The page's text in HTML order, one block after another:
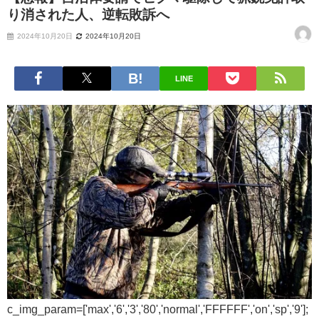
り消された人、逆転敗訴へ
2024年10月20日 2024年10月20日
LINE
c_img_param=['max','6','3','80','normal','FFFFFF','on','sp','9'];